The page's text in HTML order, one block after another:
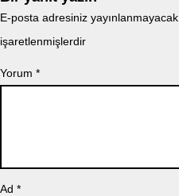
E-posta adresiniz yayınlanmayacak.
işaretlenmişlerdir
Yorum *
Ad *